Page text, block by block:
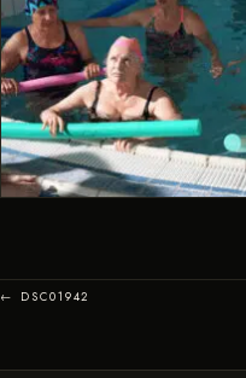
← DSC01942